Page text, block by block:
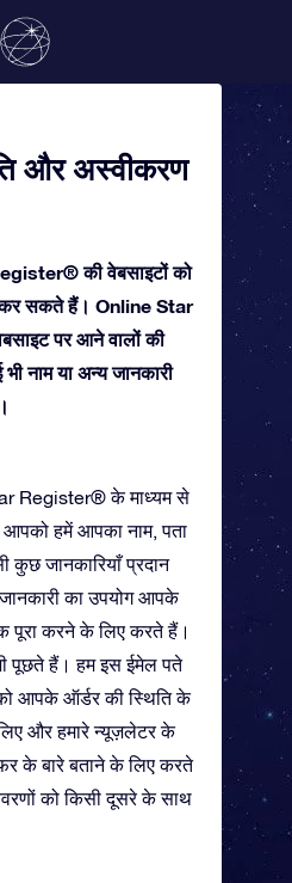
और अस्वीकरण
की वेबसाइटों को
कर सकते हैं। Online Star
पर आने वालों की
नाम या अन्य जानकारी
Register® के माध्यम से
आपको हमें आपका नाम, पता
जानकारियाँ प्रदान
का उपयोग आपके
पूरा करने के लिए करते हैं।
पूछते हैं। हम इस ईमेल पते
आपके ऑर्डर की स्थिति के
और हमारे न्यूज़लेटर के
के बारे बताने के लिए करते
को किसी दूसरे के साथ